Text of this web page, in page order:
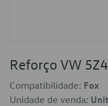
Reforço VW
Compatibilidade: Fox
Unidade de venda: